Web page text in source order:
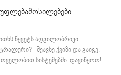
უფლებამოსილებები
წყვეტს ადგილობრივი
- შეავსე ქვიზი და გაიგე,
სისტემებში. დავიწყოთ!